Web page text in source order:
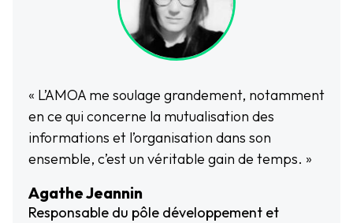
« L’AMOA me soulage grandement, notamment
en ce qui concerne la mutualisation des
informations et l’organisation dans son
ensemble, c’est un véritable gain de temps. »
Agathe Jeannin
Responsable du pôle développement et